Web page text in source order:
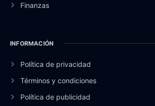
Finanzas
INFORMACIÓN
Política de privacidad
Términos y condiciones
Política de publicidad